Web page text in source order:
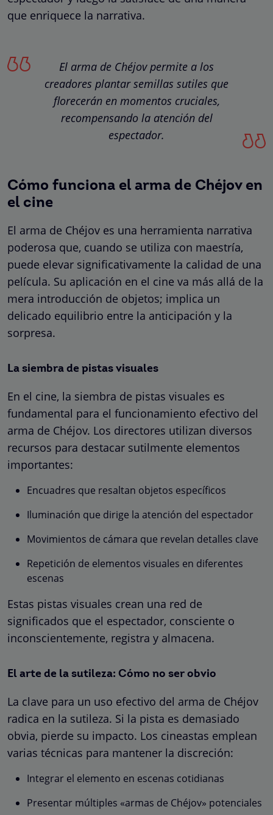
que enriquece la narrativa.
El arma de Chéjov permite a los
creadores plantar semillas sutiles que
florecerán en momentos cruciales,
recompensando la atención del
espectador.
Cómo funciona el arma de Chéjov en
el cine
El arma de Chéjov es una herramienta narrativa
poderosa que, cuando se utiliza con maestría,
puede elevar significativamente la calidad de una
película. Su aplicación en el cine va más allá de la
mera introducción de objetos; implica un
delicado equilibrio entre la anticipación y la
sorpresa.
La siembra de pistas visuales
En el cine, la siembra de pistas visuales es
fundamental para el funcionamiento efectivo del
arma de Chéjov. Los directores utilizan diversos
recursos para destacar sutilmente elementos
importantes:
Encuadres que resaltan objetos específicos
Iluminación que dirige la atención del espectador
Movimientos de cámara que revelan detalles clave
Repetición de elementos visuales en diferentes
escenas
Estas pistas visuales crean una red de
significados que el espectador, consciente o
inconscientemente, registra y almacena.
El arte de la sutileza: Cómo no ser obvio
La clave para un uso efectivo del arma de Chéjov
radica en la sutileza. Si la pista es demasiado
obvia, pierde su impacto. Los cineastas emplean
varias técnicas para mantener la discreción:
Integrar el elemento en escenas cotidianas
Presentar múltiples «armas de Chéjov» potenciales